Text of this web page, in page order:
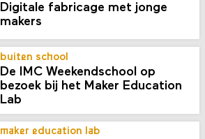
Digitale fabricage met jonge
makers
buiten school
De IMC Weekendschool op
bezoek bij het Maker Education
Lab
maker education lab